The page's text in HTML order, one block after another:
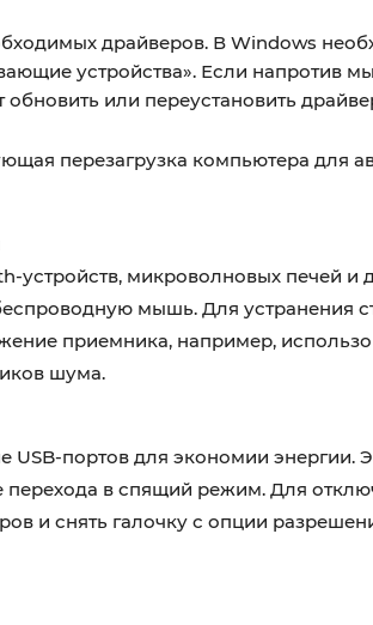
драйверов. В Windows
устройства». Если напротив
обновить или переустановить
перезагрузка компьютера для
устройств, микроволновых печей и
мышь. Для устранения
приемника, например,
шума.
USB-портов для экономии энергии.
перехода в спящий режим. Для
и снять галочку с опции